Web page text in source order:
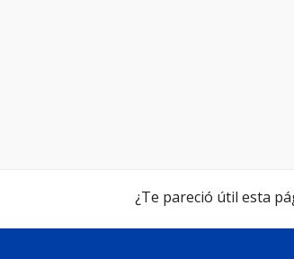
¿Te pareció útil esta